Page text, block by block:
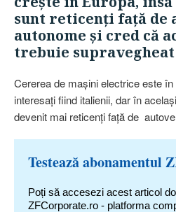
sunt reticenţi faţă de
autonome şi cred că
trebuie
Cererea de maşini electrice este
interesaţi fiind italienii, dar în
devenit mai reticenţi faţă de
Testează abonamentul
Poți să accesezi acest articol
ZFCorporate.ro - platforma